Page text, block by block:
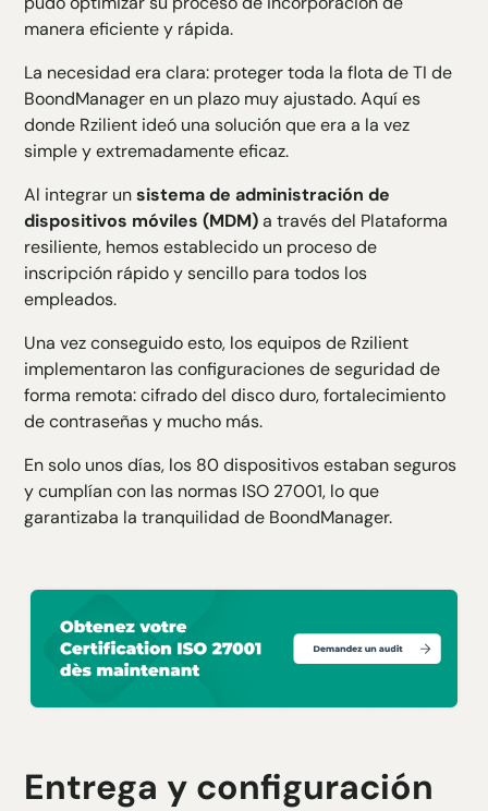
manera eficiente y rápida.
La necesidad era clara: proteger toda la flota de TI de
BoondManager en un plazo muy ajustado. Aquí es
donde Rzilient ideó una solución que era a la vez
simple y extremadamente eficaz.
Al integrar unsistema de administración de
dispositivos móviles (MDM)a través del Plataforma
resiliente, hemos establecido un proceso de
inscripción rápido y sencillo para todos los
empleados.
Una vez conseguido esto, los equipos de Rzilient
implementaron las configuraciones de seguridad de
forma remota: cifrado del disco duro, fortalecimiento
de contraseñas y mucho más.
En solo unos días, los 80 dispositivos estaban seguros
y cumplían con las normas ISO 27001, lo que
garantizaba la tranquilidad de BoondManager.
Entrega y configuración